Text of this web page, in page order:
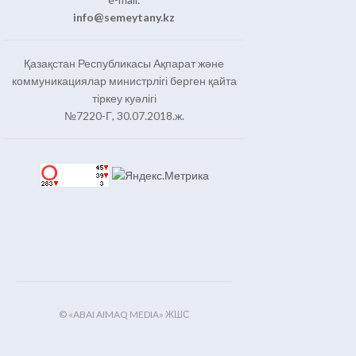
info@semeytany.kz
Қазақстан Республикасы Ақпарат және
коммуникациялар министрлігі берген қайта
тіркеу куәлігі
№7220-Г, 30.07.2018.ж.
© «ABAI AIMAQ MEDIA» ЖШС